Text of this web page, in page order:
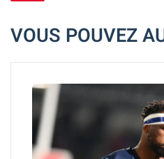
VOUS POUVEZ